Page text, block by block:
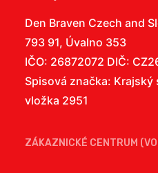
Den Braven Czech and
793 91, Úvalno 353
IČO: 26872072 DIČ:
Spisová značka:
vložka 2951
ZÁKAZNICKÉ CENTRUM